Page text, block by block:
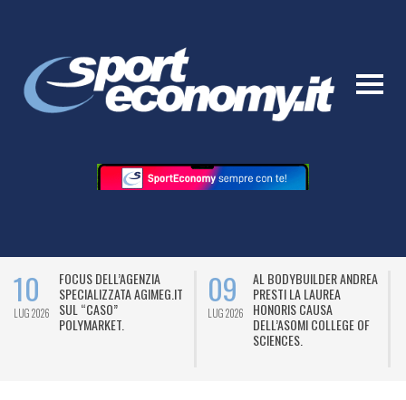
10
LUG 2026
FOCUS DELL’AGENZIA
SPECIALIZZATA AGIMEG.IT
SUL “CASO”
POLYMARKET.
09
LUG 2026
AL BODYBUILDER ANDREA
PRESTI LA LAUREA
HONORIS CAUSA
DELL’ASOMI COLLEGE OF
SCIENCES.